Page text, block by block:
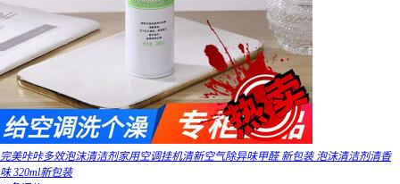
完美咔咔多效泡沫清洁剂家用空调挂机清新空气除异味甲醛 新包装 泡沫清洁剂清香
味 320ml新包装